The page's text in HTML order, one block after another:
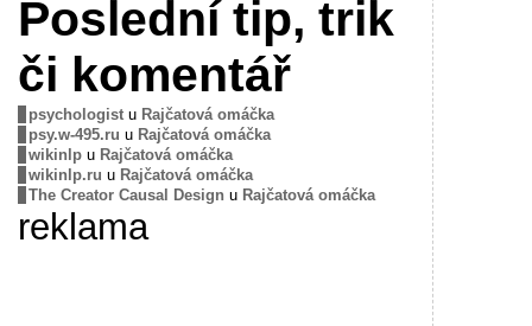
Poslední tip, trik
či komentář
psychologistu Rajčatová omáčka
psy.w-495.ru u Rajčatová omáčka
wikinlpu Rajčatová omáčka
wikinlp.ru u Rajčatová omáčka
The Creator Causal Design u Rajčatová omáčka
reklama